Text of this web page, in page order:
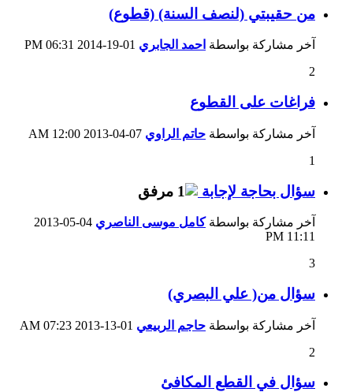
من حقيبتي (لنصف السنة) (قطوع)
آخر مشاركة بواسطة احمد الجابري
06:31 PM
2
فراغات على القطوع
آخر مشاركة بواسطة حاتم الراوي
12:00 AM
1
سؤال بحاجة لإجابة
آخر مشاركة بواسطةكامل موسى الناصري
11:11 PM
3
سؤال من( علي البصري)
آخر مشاركة بواسطة حاجم الربيعي
07:23 AM
2
سؤال في القطع المكافئ